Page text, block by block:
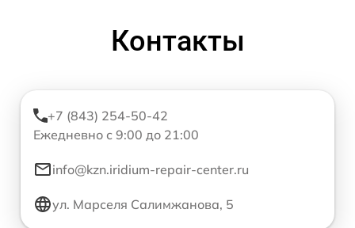
Контакты
+7 (843) 254-50-42
Ежедневно с 9:00 до 21:00
info@kzn.iridium-repair-center.ru
ул. Марселя Салимжанова, 5